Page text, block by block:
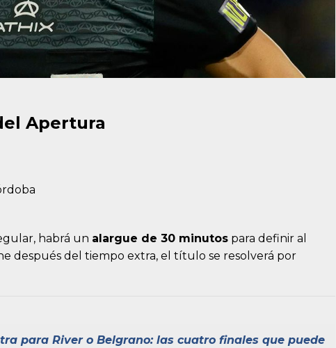
Apertura
habrá un alargue de 30 minutos para definir al
después del tiempo extra, el título se resolverá por
para River o Belgrano: las cuatro finales que puede